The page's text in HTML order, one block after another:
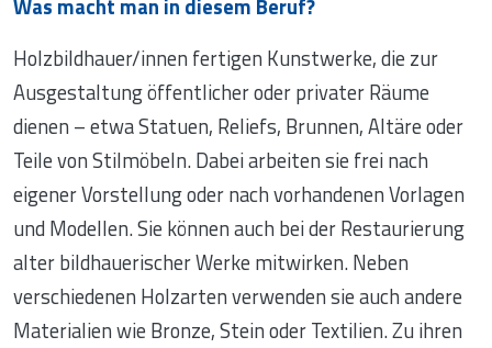
Was macht man in diesem Beruf?
Holzbildhauer/innen fertigen Kunstwerke, die zur
Ausgestaltung öffentlicher oder privater Räume
dienen – etwa Statuen, Reliefs, Brunnen, Altäre oder
Teile von Stilmöbeln. Dabei arbeiten sie frei nach
eigener Vorstellung oder nach vorhandenen Vorlagen
und Modellen. Sie können auch bei der Restaurierung
alter bildhauerischer Werke mitwirken. Neben
verschiedenen Holzarten verwenden sie auch andere
Materialien wie Bronze, Stein oder Textilien. Zu ihren